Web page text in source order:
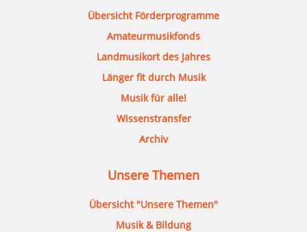
Übersicht Förderprogramme
Amateurmusikfonds
Landmusikort des Jahres
Länger fit durch Musik
Musik für alle!
Wissenstransfer
Archiv
Unsere Themen
Übersicht "Unsere Themen"
Musik & Bildung